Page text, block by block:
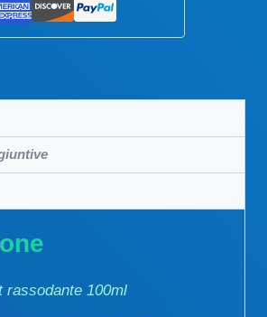
rassodante 100ml